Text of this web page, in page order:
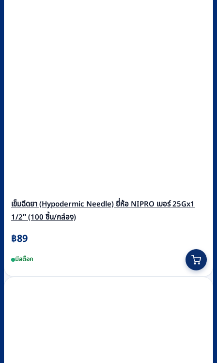
เข็มฉีดยา (Hypodermic Needle) ยี่ห้อ NIPRO เบอร์ 25Gx1
1/2″ (100 ชิ้น/กล่อง)
฿89
มีสต็อก